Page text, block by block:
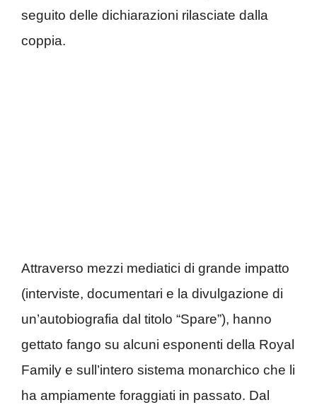
seguito delle dichiarazioni rilasciate dalla
coppia.
Attraverso mezzi mediatici di grande impatto
(interviste, documentari e la divulgazione di
un’autobiografia dal titolo “Spare”), hanno
gettato fango su alcuni esponenti della Royal
Family e sull’intero sistema monarchico che li
ha ampiamente foraggiati in passato. Dal